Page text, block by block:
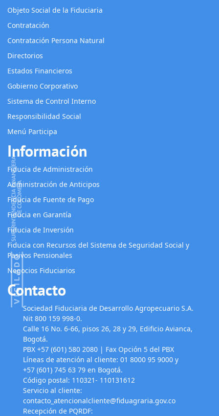
Objeto Social de la Fiduciaria
Contratación
Contratación Persona Natural
Directorios
Estados Financieros
Gobierno Corporativo
Sistema de Control Interno
Responsibilidad Social
Menú Participa
Información
Fiducia de Administración
Administración de Anticipos
Fiducia de Fuente de Pago
Fiducia en Garantía
Fiducia de Inversión
Fiducia con Recursos del Sistema de Seguridad Social y
Pasivos Pensionales
Negocios Fiduciarios
Contacto
Sociedad Fiduciaria de Desarrollo Agropecuario S.A.
Nit 800 159 998-0.
Calle 16 No. 6-66, pisos 26, 28 y 29, Edificio Avianca,
Bogotá.
PBX +57 (601) 580 2080 | Fax Opción 5 del PBX
Líneas de atención al cliente: 01 8000 95 9000 y
+57 (601) 745 63 79 en Bogotá.
Código postal: 110321- 110131612
Servicio al cliente:
contacto_atencionalcliente@fiduagraria.gov.co
Recepción de PQRDF: